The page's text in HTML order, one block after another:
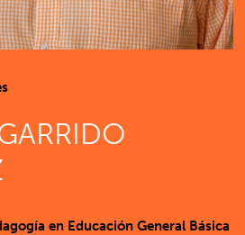
en Educación General Básica